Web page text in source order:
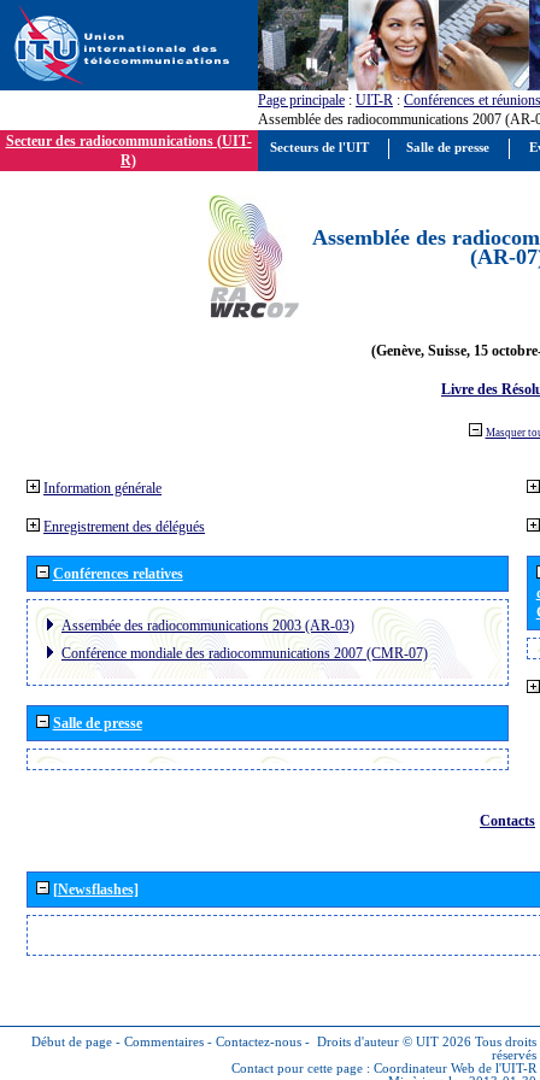
Page principale : UIT-R : Conférences et réunions
Assemblée des radiocommunications 2007 (AR-
Secteur des radiocommunications (UIT-
R)
Assemblée des
(AR-
(Genève, Suisse, 15
Livre des
Masquer
Information générale
Enregistrement des délégués
Conférences relatives
Assembée des radiocommunications 2003 (AR-03)
Conférence mondiale des radiocommunications 2007 (CMR-07)
Salle de presse
Contacts
[Newsflashes]
Début de page - Commentaires - Contactez-nous - Droits d'auteur © UIT 2026 Tous droits
réservés
Contact pour cette page : Coordinateur Web de l'UIT-R
Secteurs de l'UIT Salle de presse